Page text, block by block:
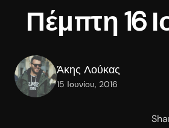
Πέμπτη 16
Άκης Λούκας
15 Ιουνίου, 2016